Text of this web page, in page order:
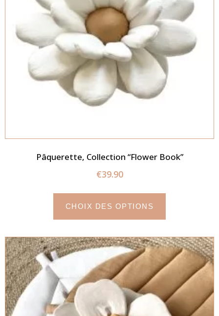
Pâquerette, Collection “Flower Book”
€39.90
CHOIX DES OPTIONS